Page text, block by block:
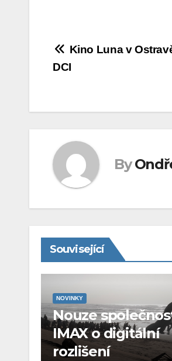
Navigace
pro
Kino Luna v
DCI
By
Související
NOVINKY
Nouze
IMAX o digitální
rozlišení